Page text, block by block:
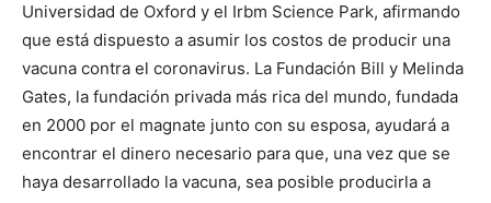
Universidad de Oxford y el Irbm Science Park, afirmando
que está dispuesto a asumir los costos de producir una
vacuna contra el coronavirus. La Fundación Bill y Melinda
Gates, la fundación privada más rica del mundo, fundada
en 2000 por el magnate junto con su esposa, ayudará a
encontrar el dinero necesario para que, una vez que se
haya desarrollado la vacuna, sea posible producirla a